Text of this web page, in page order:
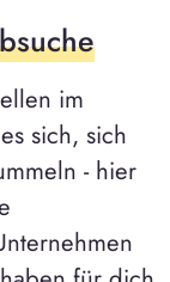
im
sich, sich
- hier